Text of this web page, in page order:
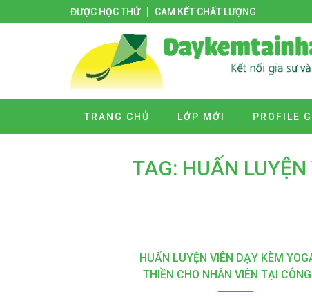
ĐƯỢC HỌC THỬ CAM KẾT CHẤT LƯỢNG
TRANG CHỦ LỚP MỚI PROFILE
TAG: HUẤN
HUẤN LUYỆN VIÊN DẠY KÈM
THIỀN CHO NHÂN VIÊN TẠI